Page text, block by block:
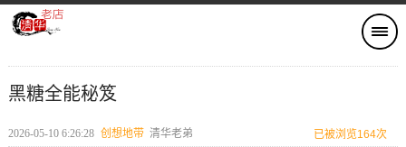
黑糖全能秘笈
2026-05-10 6:26:28 创想地带 清华老弟 已被浏览164次